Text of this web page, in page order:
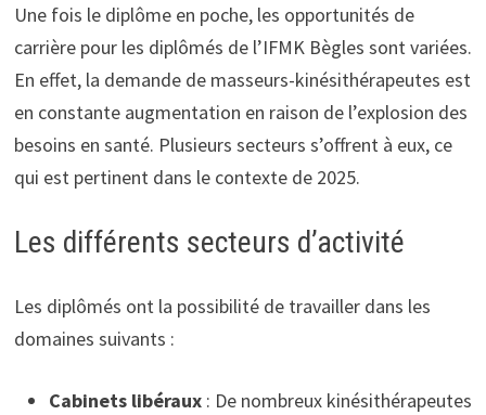
Une fois le diplôme en poche, les opportunités de
carrière pour les diplômés de l’IFMK Bègles sont variées.
En effet, la demande de masseurs-kinésithérapeutes est
en constante augmentation en raison de l’explosion des
besoins en santé. Plusieurs secteurs s’offrent à eux, ce
qui est pertinent dans le contexte de 2025.
Les différents secteurs d’activité
Les diplômés ont la possibilité de travailler dans les
domaines suivants :
Cabinets libéraux: De nombreux kinésithérapeutes